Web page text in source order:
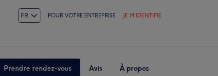
FR POUR VOTRE ENTREPRISE JE M'IDENTIFIE
Prendre rendez-vous Avis À propos